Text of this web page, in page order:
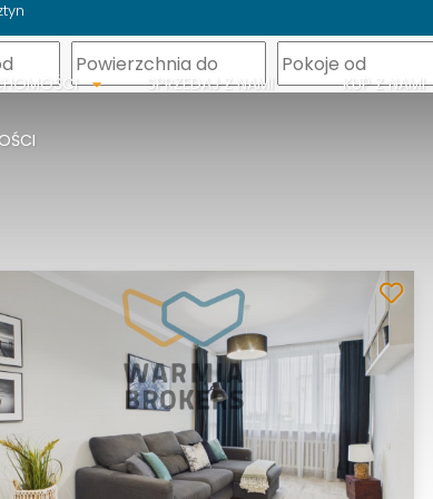
SPRZEDAJ Z NAMI KUP Z NAMI